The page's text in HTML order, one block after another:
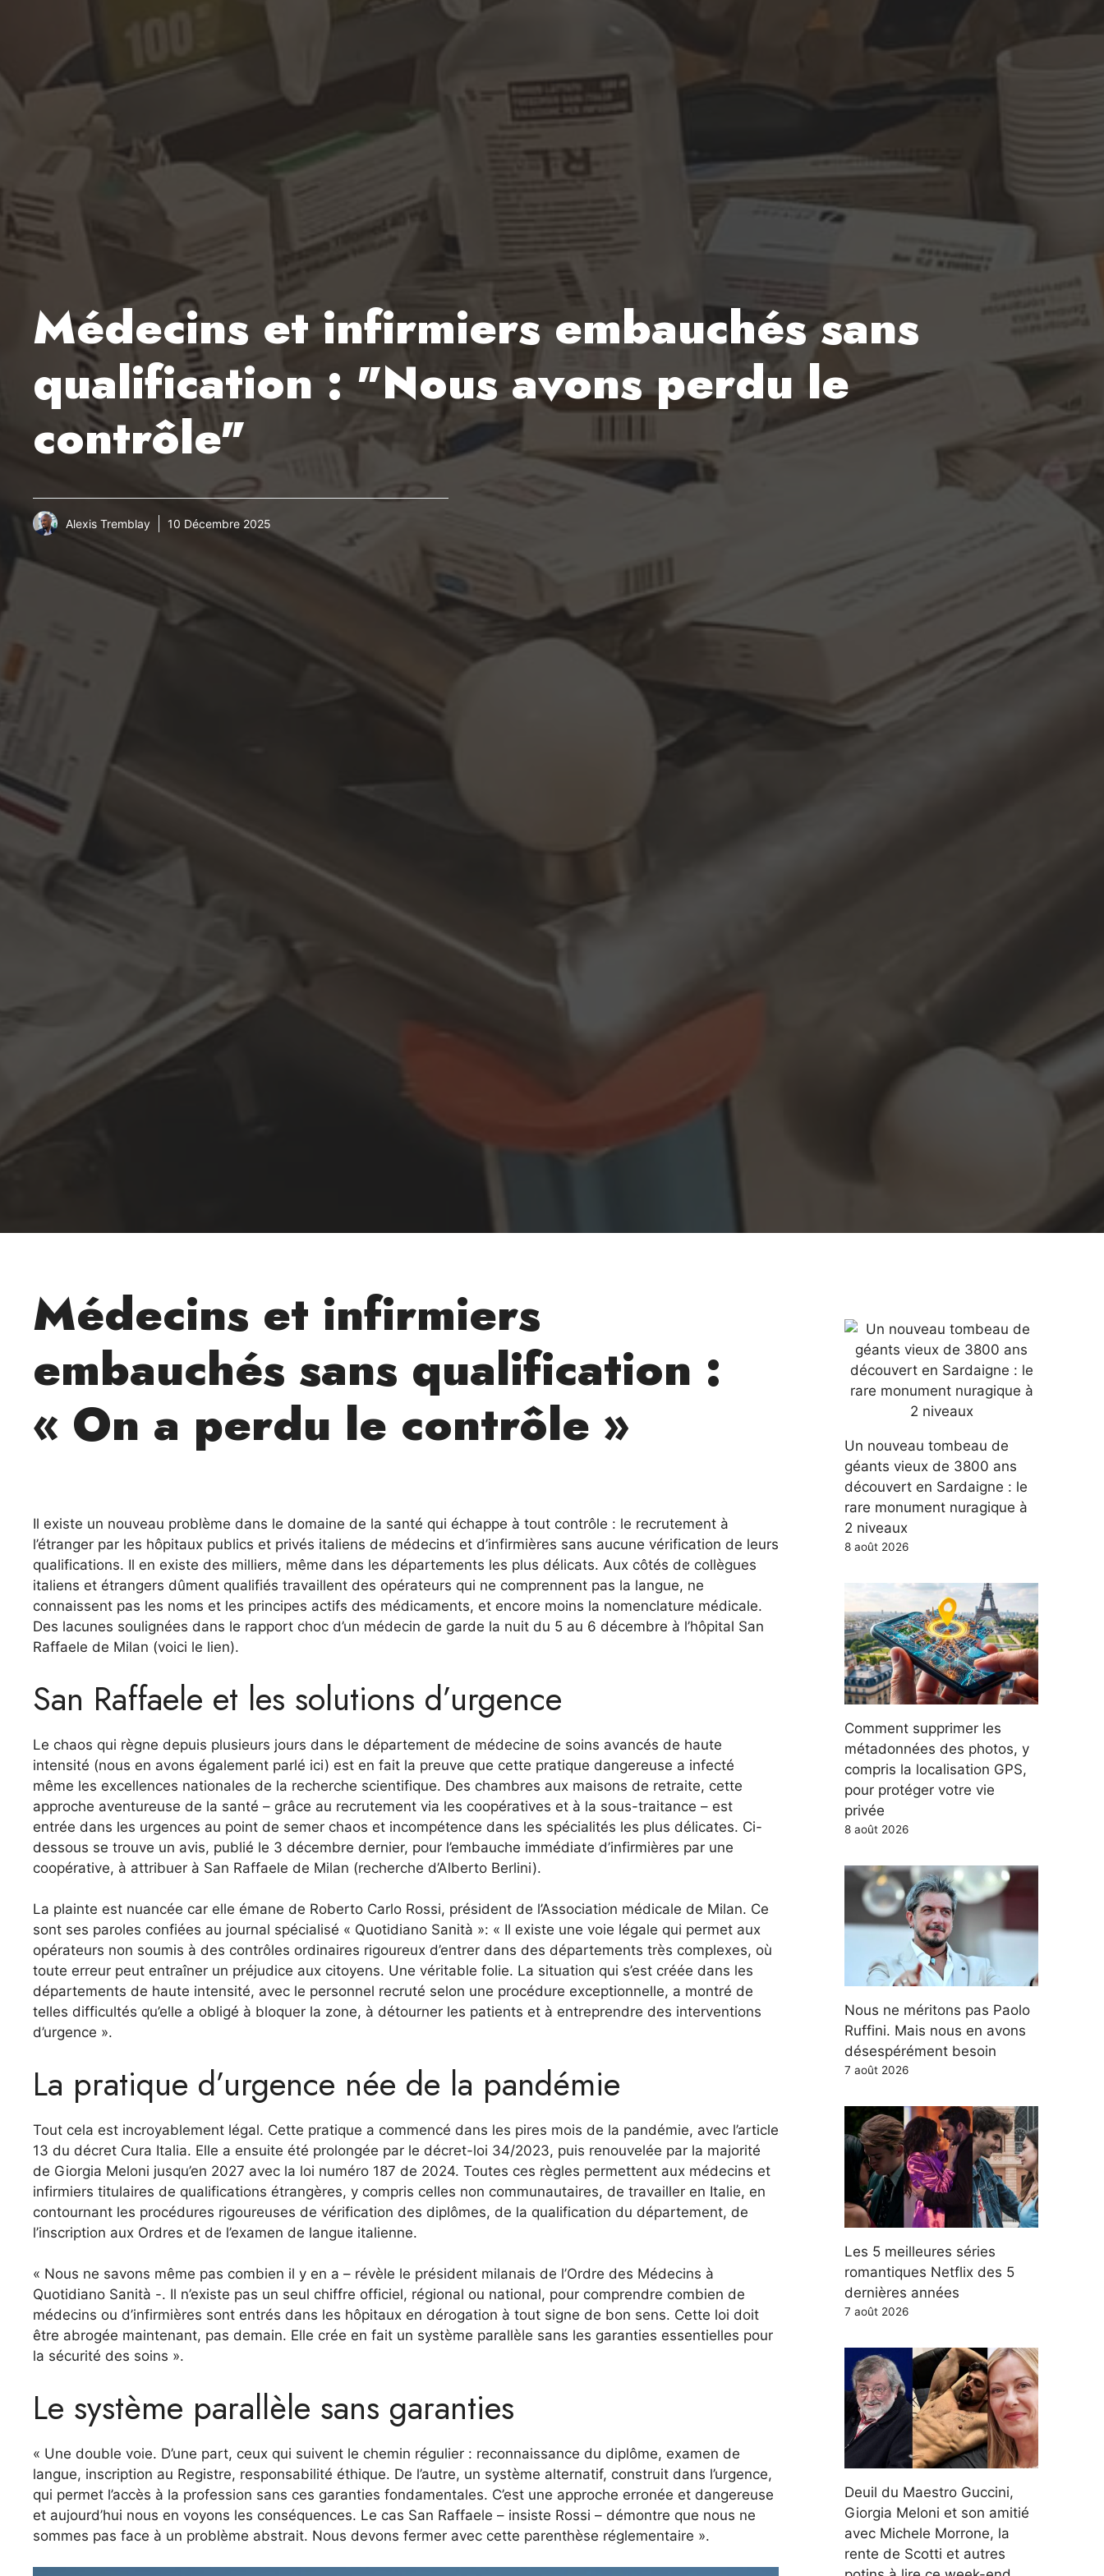
Médecins et infirmiers embauchés sans
qualification : "Nous avons perdu le
contrôle"
Alexis Tremblay 10 Décembre 2025
Médecins et infirmiers
embauchés sans qualification :
« On a perdu le contrôle »
Il existe un nouveau problème dans le domaine de la santé qui échappe à tout contrôle : le recrutement à
l’étranger par les hôpitaux publics et privés italiens de médecins et d’infirmières sans aucune vérification de leurs
qualifications. Il en existe des milliers, même dans les départements les plus délicats. Aux côtés de collègues
italiens et étrangers dûment qualifiés travaillent des opérateurs qui ne comprennent pas la langue, ne
connaissent pas les noms et les principes actifs des médicaments, et encore moins la nomenclature médicale.
Des lacunes soulignées dans le rapport choc d’un médecin de garde la nuit du 5 au 6 décembre à l’hôpital San
Raffaele de Milan (voici le lien).
San Raffaele et les solutions d’urgence
Le chaos qui règne depuis plusieurs jours dans le département de médecine de soins avancés de haute
intensité (nous en avons également parlé ici) est en fait la preuve que cette pratique dangereuse a infecté
même les excellences nationales de la recherche scientifique. Des chambres aux maisons de retraite, cette
approche aventureuse de la santé – grâce au recrutement via les coopératives et à la sous-traitance – est
entrée dans les urgences au point de semer chaos et incompétence dans les spécialités les plus délicates. Ci-
dessous se trouve un avis, publié le 3 décembre dernier, pour l’embauche immédiate d’infirmières par une
coopérative, à attribuer à San Raffaele de Milan (recherche d’Alberto Berlini).
La plainte est nuancée car elle émane de Roberto Carlo Rossi, président de l’Association médicale de Milan. Ce
sont ses paroles confiées au journal spécialisé « Quotidiano Sanità »: « Il existe une voie légale qui permet aux
opérateurs non soumis à des contrôles ordinaires rigoureux d’entrer dans des départements très complexes, où
toute erreur peut entraîner un préjudice aux citoyens. Une véritable folie. La situation qui s’est créée dans les
départements de haute intensité, avec le personnel recruté selon une procédure exceptionnelle, a montré de
telles difficultés qu’elle a obligé à bloquer la zone, à détourner les patients et à entreprendre des interventions
d’urgence ».
La pratique d’urgence née de la pandémie
Tout cela est incroyablement légal. Cette pratique a commencé dans les pires mois de la pandémie, avec l’article
13 du décret Cura Italia. Elle a ensuite été prolongée par le décret-loi 34/2023, puis renouvelée par la majorité
de Giorgia Meloni jusqu’en 2027 avec la loi numéro 187 de 2024. Toutes ces règles permettent aux médecins et
infirmiers titulaires de qualifications étrangères, y compris celles non communautaires, de travailler en Italie, en
contournant les procédures rigoureuses de vérification des diplômes, de la qualification du département, de
l’inscription aux Ordres et de l’examen de langue italienne.
« Nous ne savons même pas combien il y en a – révèle le président milanais de l’Ordre des Médecins à
Quotidiano Sanità -. Il n’existe pas un seul chiffre officiel, régional ou national, pour comprendre combien de
médecins ou d’infirmières sont entrés dans les hôpitaux en dérogation à tout signe de bon sens. Cette loi doit
être abrogée maintenant, pas demain. Elle crée en fait un système parallèle sans les garanties essentielles pour
la sécurité des soins ».
Le système parallèle sans garanties
« Une double voie. D’une part, ceux qui suivent le chemin régulier : reconnaissance du diplôme, examen de
langue, inscription au Registre, responsabilité éthique. De l’autre, un système alternatif, construit dans l’urgence,
qui permet l’accès à la profession sans ces garanties fondamentales. C’est une approche erronée et dangereuse
et aujourd’hui nous en voyons les conséquences. Le cas San Raffaele – insiste Rossi – démontre que nous ne
sommes pas face à un problème abstrait. Nous devons fermer avec cette parenthèse réglementaire ».
Un nouveau tombeau de
géants vieux de 3800 ans
découvert en Sardaigne : le
rare monument nuragique à
2 niveaux
8 août 2026
Comment supprimer les
métadonnées des photos, y
compris la localisation GPS,
pour protéger votre vie
privée
8 août 2026
Nous ne méritons pas Paolo
Ruffini. Mais nous en avons
désespérément besoin
7 août 2026
Les 5 meilleures séries
romantiques Netflix des 5
dernières années
7 août 2026
Deuil du Maestro Guccini,
Giorgia Meloni et son amitié
avec Michele Morrone, la
rente de Scotti et autres